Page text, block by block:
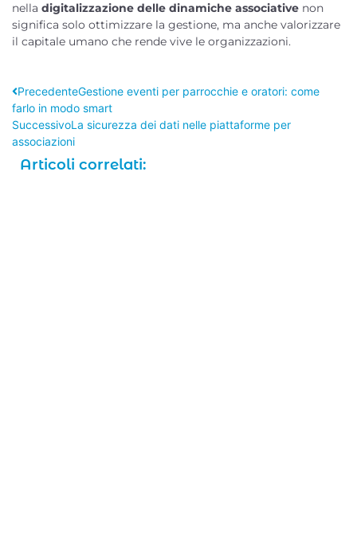
nella digitalizzazione delle dinamiche associative non
significa solo ottimizzare la gestione, ma anche valorizzare
il capitale umano che rende vive le organizzazioni.
PrecedenteGestione eventi per parrocchie e oratori: come
farlo in modo smart
SuccessivoLa sicurezza dei dati nelle piattaforme per
associazioni
Articoli correlati: